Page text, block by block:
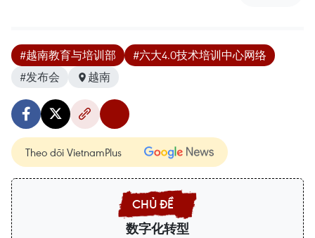
#越南教育与培训部
#六大4.0技术培训中心网络
#发布会
越南
Theo dõi VietnamPlus
数字化转型